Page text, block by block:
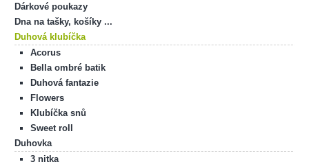
Dárkové poukazy
Dna na tašky, košíky ...
Duhová klubíčka
Acorus
Bella ombré batik
Duhová fantazie
Flowers
Klubíčka snů
Sweet roll
Duhovka
3 nitka